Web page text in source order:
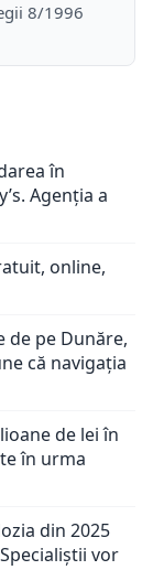
8/1996
în
Agenția a
online,
de pe Dunăre,
că navigația
de lei în
în urma
din 2025
vor